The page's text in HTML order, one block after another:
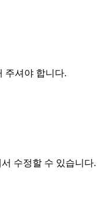
주셔야 합니다.
수정할 수 있습니다.